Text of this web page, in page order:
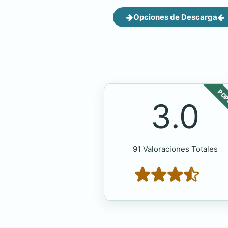
Opciones de Descarga
3.0
91 Valoraciones Totales